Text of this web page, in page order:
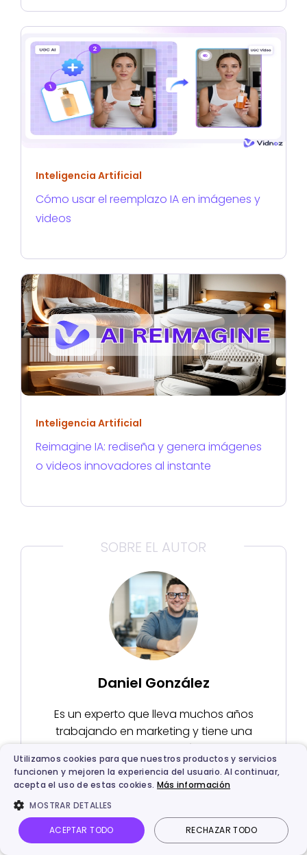
Inteligencia Artificial
Cómo usar el reemplazo IA en imágenes y
videos
Inteligencia Artificial
Reimagine IA: rediseña y genera imágenes
o videos innovadores al instante
SOBRE EL AUTOR
Daniel González
Es un experto que lleva muchos años
trabajando en marketing y tiene una
amplia experiencia práctica en
desarrollo y planificación de mercados,
difusión de marcas y marketing digital.
También presta atención a las
tecnologías y tendencias de marketing
de vanguardia, y explora activamente
Utilizamos cookies para que nuestros productos y servicios
funcionen y mejoren la experiencia del usuario. Al continuar,
acepta el uso de estas cookies. Más información
MOSTRAR DETALLES
ACEPTAR TODO RECHAZAR TODO